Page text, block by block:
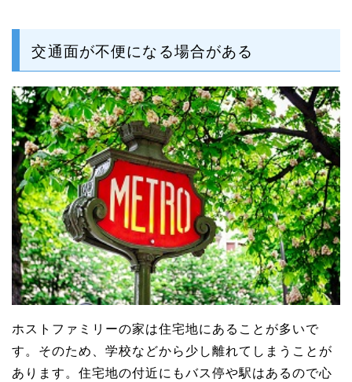
交通面が不便になる場合がある
ホストファミリーの家は住宅地にあることが多いで
す。そのため、学校などから少し離れてしまうことが
あります。住宅地の付近にもバス停や駅はあるので心